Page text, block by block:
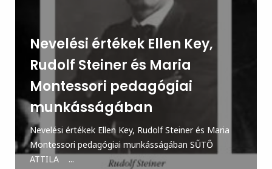
Nevelési értékek Ellen Key,
Rudolf Steiner és Maria
Montessori pedagógiai
munkásságában
Nevelési értékek Ellen Key, Rudolf Steiner és Maria
Montessori pedagógiai munkásságában SŰTŐ
ATTILA ...